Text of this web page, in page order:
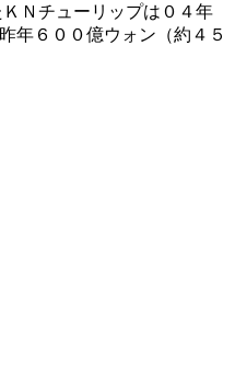
Ｎチューリップは０４年
年６００億ウォン（約４５